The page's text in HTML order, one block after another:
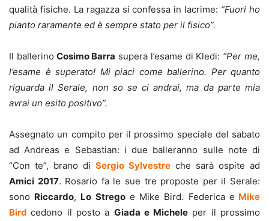
qualità fisiche. La ragazza si confessa in lacrime: “Fuori ho
pianto raramente ed è sempre stato per il fisico”.
Il ballerino CosimoBarra supera l’esame di Kledi: “Per me,
l’esame è superato! Mi piaci come ballerino. Per quanto
riguarda il Serale, non so se ci andrai, ma da parte mia
avrai un esito positivo”.
Assegnato un compito per il prossimo speciale del sabato
ad Andreas e Sebastian: i due balleranno sulle note di
“Con te”, brano di Sergio Sylvestre che sarà ospite ad
Amici 2017. Rosario fa le sue tre proposte per il Serale:
sono Riccardo, Lo Stregoe Mike Bird. Federica e Mike
Birdcedono il posto a Giada e Michele per il prossimo